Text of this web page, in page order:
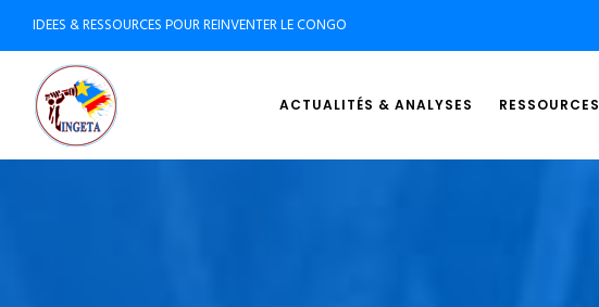
IDEES & RESSOURCES POUR REINVENTER LE CONGO
ACTUALITÉS & ANALYSES RESSOURCES